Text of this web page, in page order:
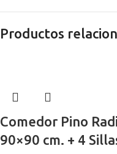
Productos
Comedor Pino
90×90 cm. + 4